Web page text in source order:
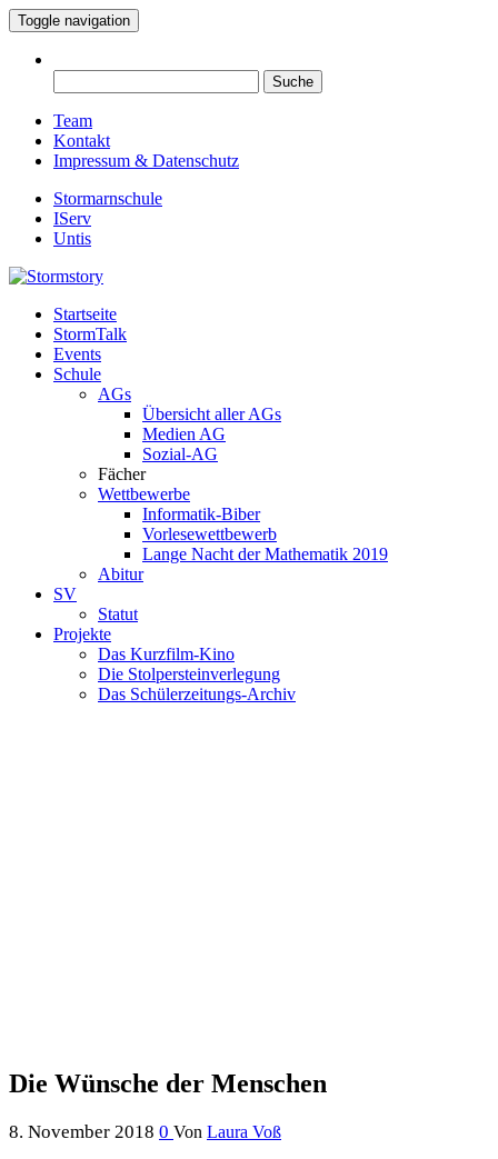
Toggle navigation
nach:
Team
Kontakt
Impressum & Datenschutz
Stormarnschule
IServ
Untis
Stormstory
Eure digitale Schülerzeitung
Startseite
StormTalk
Events
Schule
AGs
Übersicht aller AGs
Medien AG
Sozial-AG
Fächer
Wettbewerbe
Informatik-Biber
Vorlesewettbewerb
Lange Nacht der Mathematik 2019
Abitur
SV
Statut
Projekte
Das Kurzfilm-Kino
Die Stolpersteinverlegung
Das Schülerzeitungs-Archiv
Die Wünsche der Menschen
8. November 2018 0 Von Laura Voß